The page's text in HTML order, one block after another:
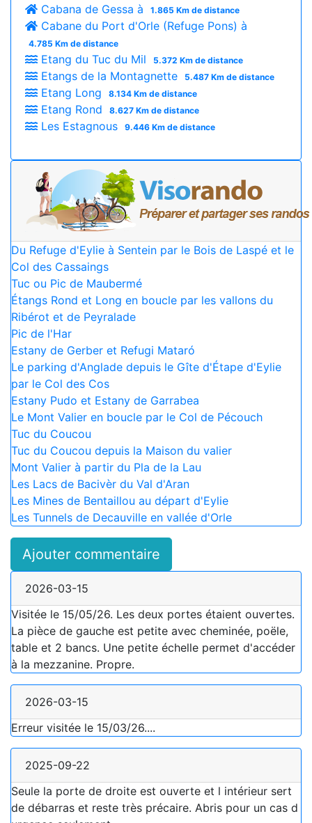
Cabana de Gessa à 1.865 Km de distance
Cabane du Port d'Orle (Refuge Pons) à
4.785 Km de distance
Etang du Tuc du Mil 5.372 Km de distance
Etangs de la Montagnette 5.487 Km de distance
Etang Long 8.134 Km de distance
Etang Rond 8.627 Km de distance
Les Estagnous 9.446 Km de distance
Du Refuge d'Eylie à Sentein par le Bois de Laspé et le
Col des Cassaings
Tuc ou Pic de Maubermé
Étangs Rond et Long en boucle par les vallons du
Ribérot et de Peyralade
Pic de l'Har
Estany de Gerber et Refugi Mataró
Le parking d'Anglade depuis le Gîte d'Étape d'Eylie
par le Col des Cos
Estany Pudo et Estany de Garrabea
Le Mont Valier en boucle par le Col de Pécouch
Tuc du Coucou
Tuc du Coucou depuis la Maison du valier
Mont Valier à partir du Pla de la Lau
Les Lacs de Bacivèr du Val d'Aran
Les Mines de Bentaillou au départ d'Eylie
Les Tunnels de Decauville en vallée d'Orle
Ajouter commentaire
2026-03-15
Visitée le 15/05/26. Les deux portes étaient ouvertes.
La pièce de gauche est petite avec cheminée, poële,
table et 2 bancs. Une petite échelle permet d'accéder
à la mezzanine. Propre.
2026-03-15
Erreur visitée le 15/03/26....
2025-09-22
Seule la porte de droite est ouverte et l intérieur sert
de débarras et reste très précaire. Abris pour un cas d